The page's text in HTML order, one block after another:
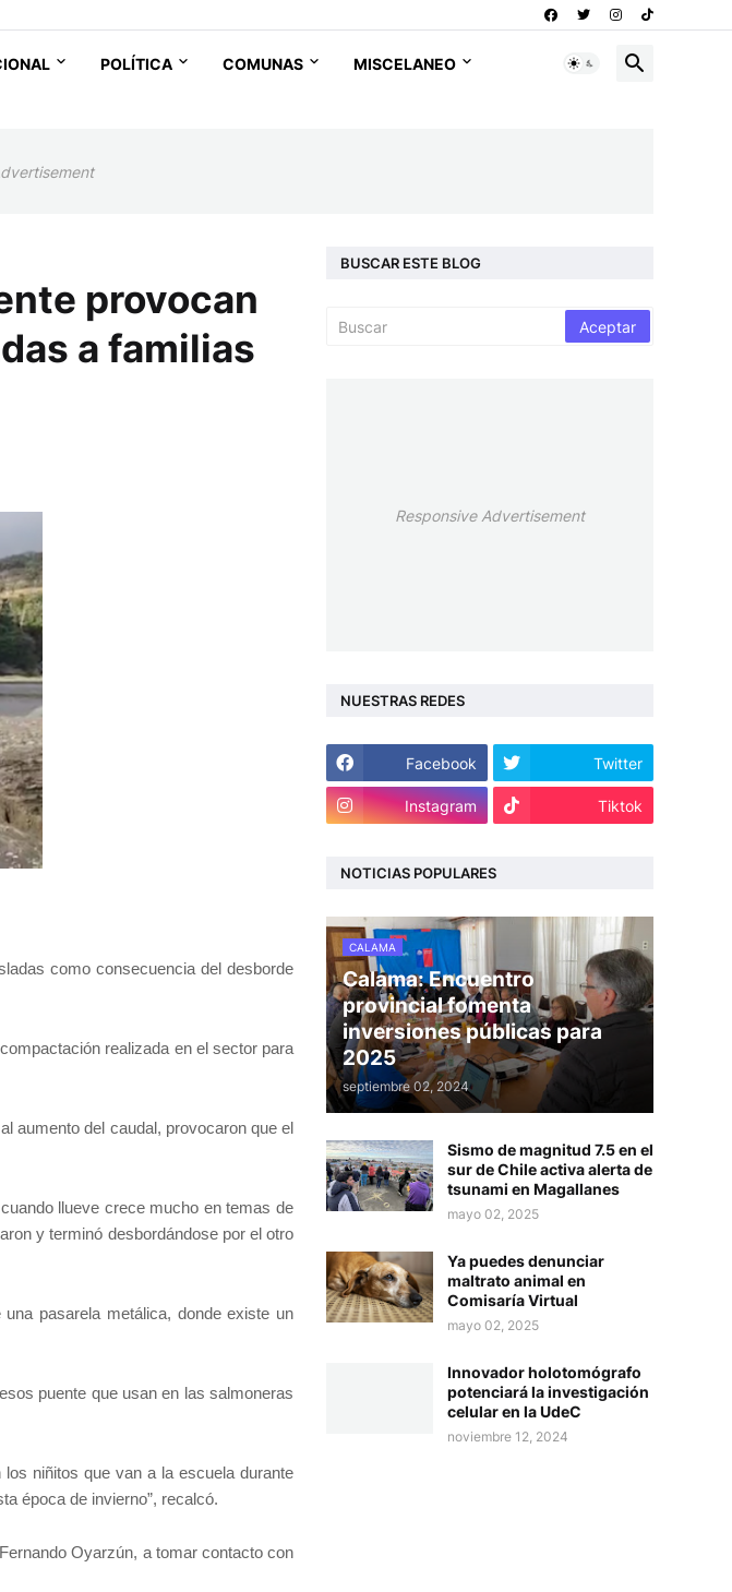
POLÍTICA COMUNAS MISCELANEO
provocan
a familias
como consecuencia del desborde
realizada en el sector para
aumento del caudal, provocaron que el
llueve crece mucho en temas de
y terminó desbordándose por el otro
pasarela metálica, donde existe un
puente que usan en las salmoneras
niñitos que van a la escuela durante
época de invierno”, recalcó.
Oyarzún, a tomar contacto con
BUSCAR ESTE BLOG
Responsive Advertisement
NUESTRAS REDES
Facebook Twitter
Instagram Tiktok
NOTICIAS POPULARES
CALAMA
Calama: Encuentro
provincial fomenta
inversiones públicas para
2025
septiembre 02, 2024
Sismo de magnitud 7.5 en el
sur de Chile activa alerta de
tsunami en Magallanes
mayo 02, 2025
Ya puedes denunciar
maltrato animal en
Comisaría Virtual
mayo 02, 2025
Innovador holotomógrafo
potenciará la investigación
celular en la UdeC
noviembre 12, 2024